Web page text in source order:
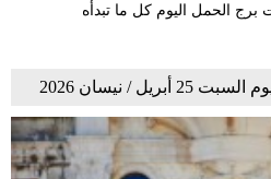
برج الحمل اليوم كل ما تبدأه
/ نيسان 2026